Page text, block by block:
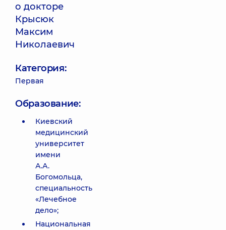
о докторе
Крысюк
Максим
Николаевич
Категория:
Первая
Образование:
Киевский
медицинский
университет
имени
А.А.
Богомольца,
специальность
«Лечебное
дело»;
Национальная